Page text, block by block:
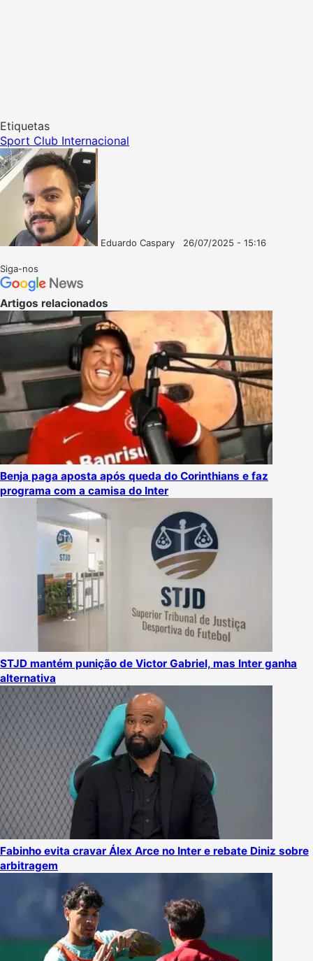
Etiquetas
Sport Club Internacional
Eduardo Caspary
26/07/2025 - 15:16
Siga-nos
Artigos relacionados
Benja paga aposta após queda do Corinthians e faz
programa com a camisa do Inter
STJD mantém punição de Victor Gabriel, mas Inter ganha
alternativa
Fabinho evita cravar Álex Arce no Inter e rebate Diniz sobre
arbitragem